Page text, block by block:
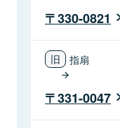
330-0821
指扇
331-0047